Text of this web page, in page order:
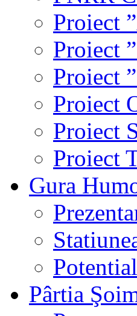
Proiect
Proiect
Proiect
Proiect
Proiect
Proiect
Gura
Pârtia